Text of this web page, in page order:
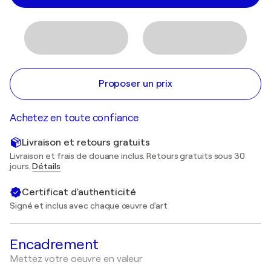
Proposer un prix
Achetez en toute confiance
Livraison et retours gratuits
Livraison et frais de douane inclus. Retours gratuits sous 30
jours.Détails
Certificat d'authenticité
Signé et inclus avec chaque œuvre d'art
Encadrement
Mettez votre oeuvre en valeur